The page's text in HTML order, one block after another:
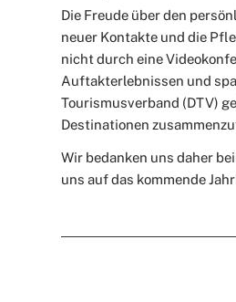
Die Freude über den
neuer Kontakte und die
nicht durch eine
Auftakterlebnissen und
Tourismusverband (DTV)
Destinationen
Wir bedanken uns daher
uns auf das kommende